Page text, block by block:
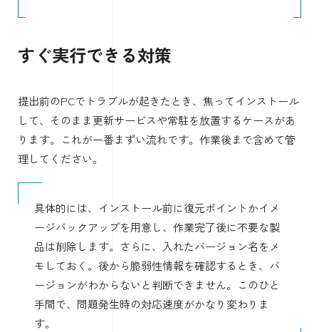
すぐ実行できる対策
提出前のPCでトラブルが起きたとき、焦ってインストール
して、そのまま更新サービスや常駐を放置するケースがあ
ります。これが一番まずい流れです。作業後まで含めて管
理してください。
具体的には、インストール前に復元ポイントかイメ
ージバックアップを用意し、作業完了後に不要な製
品は削除します。さらに、入れたバージョン名をメ
モしておく。後から脆弱性情報を確認するとき、バ
ージョンがわからないと判断できません。このひと
手間で、問題発生時の対応速度がかなり変わりま
す。